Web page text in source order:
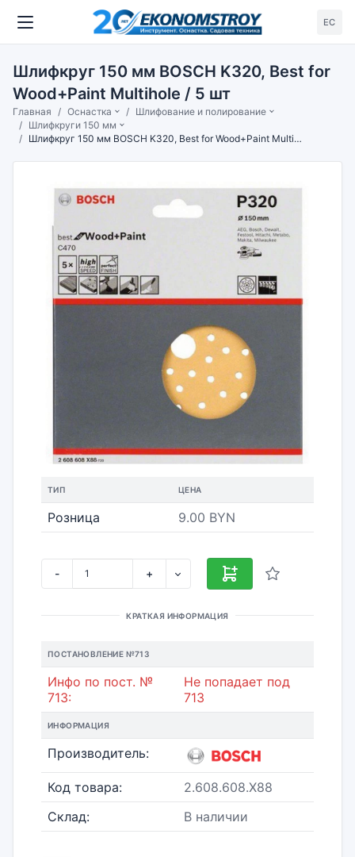
ЕС
Шлифкруг 150 мм BOSCH K320, Best for
Wood+Paint Multihole / 5 шт
Главная Оснастка
Шлифование и полирование
Шлифкруги 150 мм
Шлифкруг 150 мм BOSCH K320, Best for Wood+Paint Multihole / 5 шт
ТИП ЦЕНА
Розница 9.00 BYN
- +
КРАТКАЯ ИНФОРМАЦИЯ
ПОСТАНОВЛЕНИЕ №713
Инфо по пост. №
713:
Не попадает под
713
ИНФОРМАЦИЯ
Производитель:
Код товара:
2.608.608.X88
Склад:
В наличии